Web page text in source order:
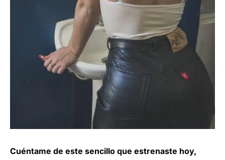
Cuéntame de este sencillo que estrenaste hoy,